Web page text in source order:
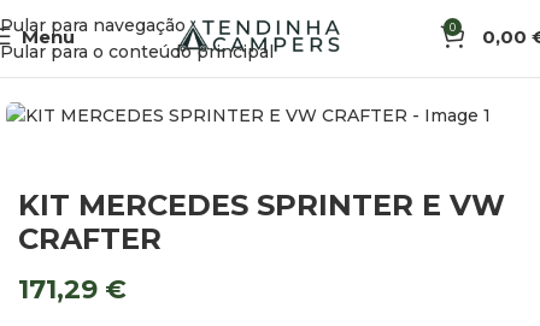
Pular para navegação
Pular para o conteúdo principal
Menu 0 0,00
Início Acessórios de Exterior Suportes de Toldos
KIT MERCEDES SPRINTER E VW
CRAFTER
171,29 €